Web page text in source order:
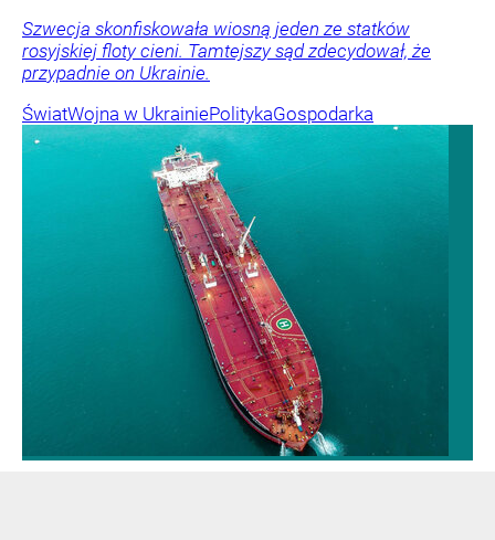
Szwecja skonfiskowała wiosną jeden ze statków
rosyjskiej floty cieni. Tamtejszy sąd zdecydował, że
przypadnie on Ukrainie.
ŚwiatWojna w UkrainiePolitykaGospodarka